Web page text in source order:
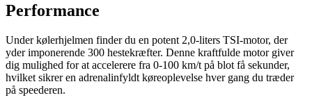
Performance
Under kølerhjelmen finder du en potent 2,0-liters TSI-motor, der
yder imponerende 300 hestekræfter. Denne kraftfulde motor giver
dig mulighed for at accelerere fra 0-100 km/t på blot få sekunder,
hvilket sikrer en adrenalinfyldt køreoplevelse hver gang du træder
på speederen.